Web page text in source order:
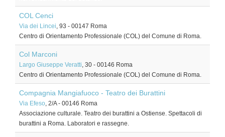
COL Cenci
Via dei Lincei, 93 - 00147 Roma
Centro di Orientamento Professionale (COL) del Comune di Roma.
Col Marconi
Largo Giuseppe Veratti, 30 - 00146 Roma
Centro di Orientamento Professionale (COL) del Comune di Roma.
Compagnia Mangiafuoco - Teatro dei Burattini
Via Efeso, 2/A- 00146 Roma
Associazione culturale. Teatro dei burattini a Ostiense. Spettacoli di
burattini a Roma. Laboratori e rassegne.